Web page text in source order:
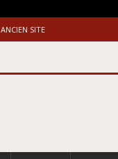
ANCIEN SITE